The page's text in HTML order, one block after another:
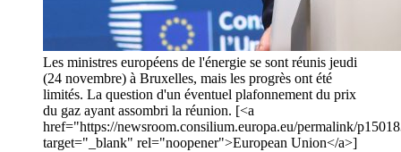
Les ministres européens de l'énergie se sont réunis jeudi
(24 novembre) à Bruxelles, mais les progrès ont été
limités. La question d'un éventuel plafonnement du prix
du gaz ayant assombri la réunion. [<a
href="https://newsroom.consilium.europa.eu/permalink/
target="_blank" rel="noopener">European Union</a>]